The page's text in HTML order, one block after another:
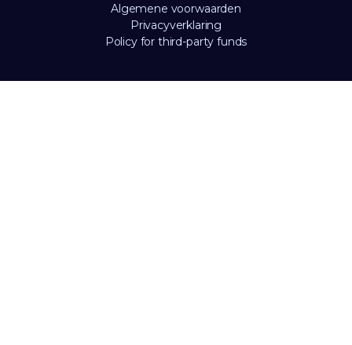
Algemene voorwaarden
Privacyverklaring
Policy for third-party funds